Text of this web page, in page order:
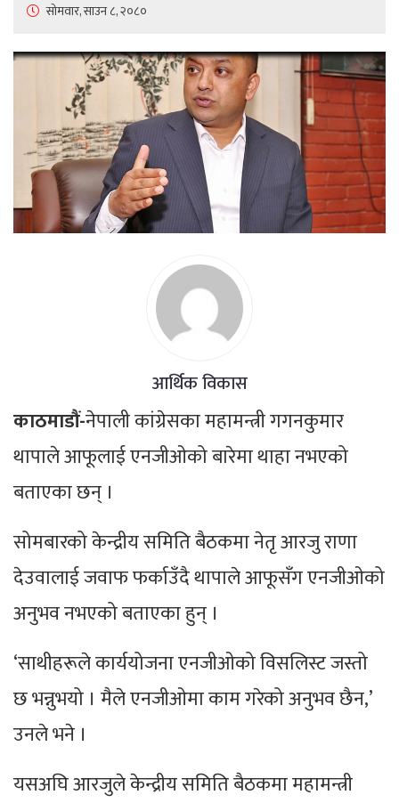
सोमवार, साउन ८, २०८०
आर्थिक विकास
काठमाडौं-नेपाली कांग्रेसका महामन्त्री गगनकुमार
थापाले आफूलाई एनजीओको बारेमा थाहा नभएको
बताएका छन् ।
सोमबारको केन्द्रीय समिति बैठकमा नेतृ आरजु राणा
देउवालाई जवाफ फर्काउँदै थापाले आफूसँग एनजीओको
अनुभव नभएको बताएका हुन् ।
‘साथीहरूले कार्ययोजना एनजीओको विसलिस्ट जस्तो
छ भन्नुभयो । मैले एनजीओमा काम गरेको अनुभव छैन,’
उनले भने ।
यसअघि आरजुले केन्द्रीय समिति बैठकमा महामन्त्री